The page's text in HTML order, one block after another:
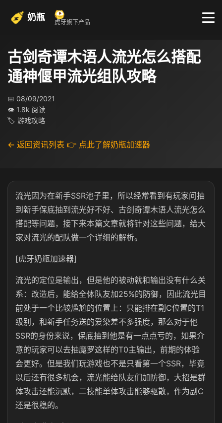
奶瓶 虎牙旗下产品
古剑奇谭木语人流光怎么搭配
通神偃甲流光组队攻略
📅 08/09/2021
👁 1.8k 阅读
🏷 游戏攻略
← 返回资讯列表 👉 点此了解奶瓶加速器
流光因为在新手SSR池子里，所以经常看到有玩家问抽
到新手保底抽到流光好不好、古剑奇谭木语人流光怎么
搭配等问题，接下来本篇文章就将针对这些问题，给大
家对流光的配队做一个详细的解析。
[虎牙奶瓶加速器]
流光的定位是输出，但是他的被动就和输出没有什么关
系：改造后，能给全体队友加25%的防御，因此流光目
前处于一个比较尴尬的位置上：只能排在副C位置的T1
级别，和新手任务送的爱染差不多强度，那么对于他
SSR的身份来说，保底抽到他是有一点点亏的，如果介
意的玩家可以去抽魔罗这样的T0主输出，前期的体验
会更好。但是我们玩游戏也不是只看第一个SSR，毕竟
以后还有很多机会，流光能给队友们加防御，大招是群
体攻击还能沉默，二技能单体攻击能够驱散，作为副C
还是很稳的。